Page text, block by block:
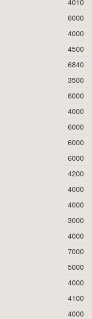
4010
6000
4000
4500
6840
3500
6000
4000
6000
6000
6000
4200
4000
4000
3000
4000
7000
5000
4000
4100
4000